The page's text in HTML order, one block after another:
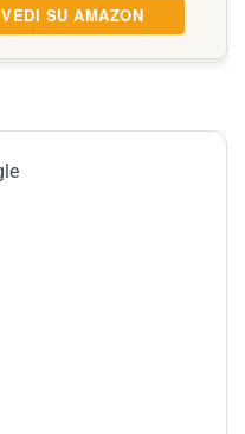
VEDI SU AMAZON